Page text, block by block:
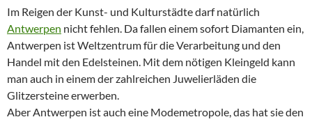
Im Reigen der Kunst- und Kulturstädte darf natürlich
Antwerpen nicht fehlen. Da fallen einem sofort Diamanten ein,
Antwerpen ist Weltzentrum für die Verarbeitung und den
Handel mit den Edelsteinen. Mit dem nötigen Kleingeld kann
man auch in einem der zahlreichen Juwelierläden die
Glitzersteine erwerben.
Aber Antwerpen ist auch eine Modemetropole, das hat sie den